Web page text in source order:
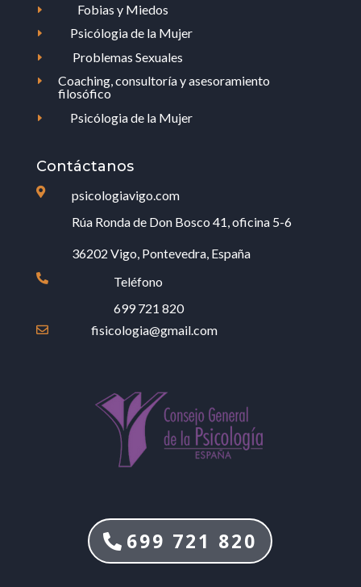
E Fobias y Miedos
E Psicólogia de la Mujer
E Problemas Sexuales
E
Coaching, consultoría y asesoramiento
filosófico
E Psicólogia de la Mujer
Contáctanos

psicologiavigo.com
Rúa Ronda de Don Bosco 41, oficina 5-6
36202 Vigo, Pontevedra, España

Teléfono
699 721 820
 fisicologia@gmail.com
699 721 820